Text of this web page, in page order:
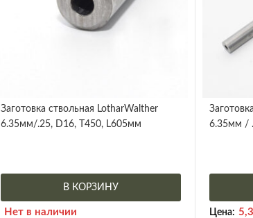
Заготовка ствольная LotharWalther
6.35мм/.25, D16, Т450, L605мм
В КОРЗИНУ
Нет в наличии
6.35мм /
Цена: